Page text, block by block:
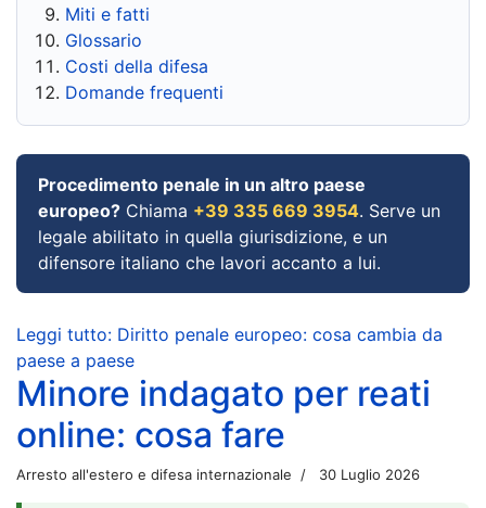
Miti e fatti
Glossario
Costi della difesa
Domande frequenti
Procedimento penale in un altro paese
europeo? Chiama +39 335 669 3954. Serve un
legale abilitato in quella giurisdizione, e un
difensore italiano che lavori accanto a lui.
Leggi tutto: Diritto penale europeo: cosa cambia da
paese a paese
Minore indagato per reati
online: cosa fare
Arresto all'estero e difesa internazionale 30 Luglio 2026